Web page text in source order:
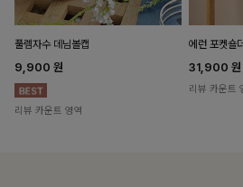
풀렘자수 데님볼캡
9,900 원
리뷰 카운트 영역
에런 포켓숄
31,900 원
리뷰 카운트